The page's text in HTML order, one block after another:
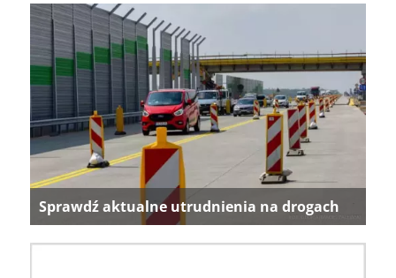
Sprawdź aktualne utrudnienia na drogach